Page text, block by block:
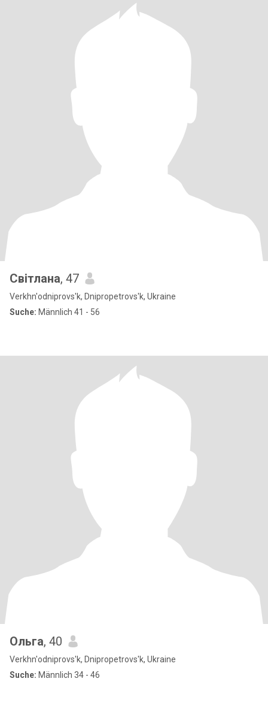
Світлана, 47
Verkhn'odniprovs'k, Dnipropetrovs'k, Ukraine
Suche: Männlich 41 - 56
Ольга, 40
Verkhn'odniprovs'k, Dnipropetrovs'k, Ukraine
Suche: Männlich 34 - 46